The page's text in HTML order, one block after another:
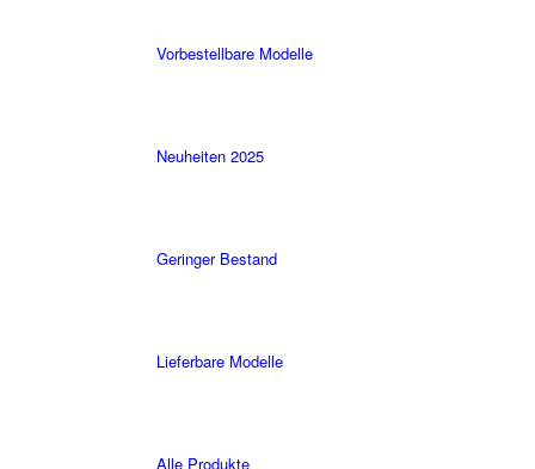
Vorbestellbare Modelle
Neuheiten 2025
Geringer Bestand
Lieferbare Modelle
Alle Produkte